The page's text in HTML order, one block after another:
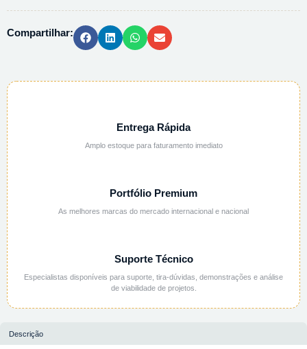
-Compartilhar:
Entrega Rápida
Amplo estoque para faturamento imediato
Portfólio Premium
As melhores marcas do mercado internacional e nacional
Suporte Técnico
Especialistas disponíveis para suporte, tira-dúvidas, demonstrações e análise
de viabilidade de projetos.
Descrição